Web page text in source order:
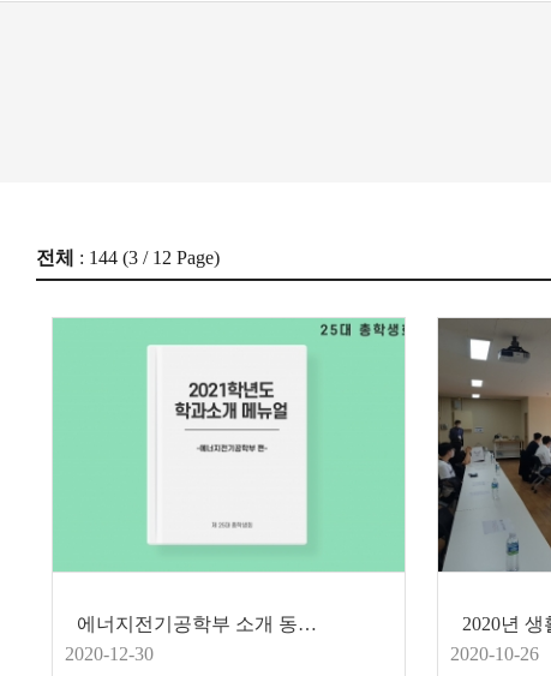
전체 : 144 (3 / 12 Page)
에너지전기공학부 소개 동영상 - 학생회 제작편
2020-12-30
2020-10-26